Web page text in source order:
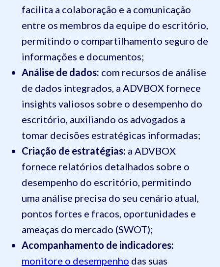
facilita a colaboração e a comunicação
entre os membros da equipe do escritório,
permitindo o compartilhamento seguro de
informações e documentos;
Análise de dados: com recursos de análise
de dados integrados, a ADVBOX fornece
insights valiosos sobre o desempenho do
escritório, auxiliando os advogados a
tomar decisões estratégicas informadas;
Criação de estratégias: a ADVBOX
fornece relatórios detalhados sobre o
desempenho do escritório, permitindo
uma análise precisa do seu cenário atual,
pontos fortes e fracos, oportunidades e
ameaças do mercado (SWOT);
Acompanhamento de indicadores:
monitore o desempenho das suas